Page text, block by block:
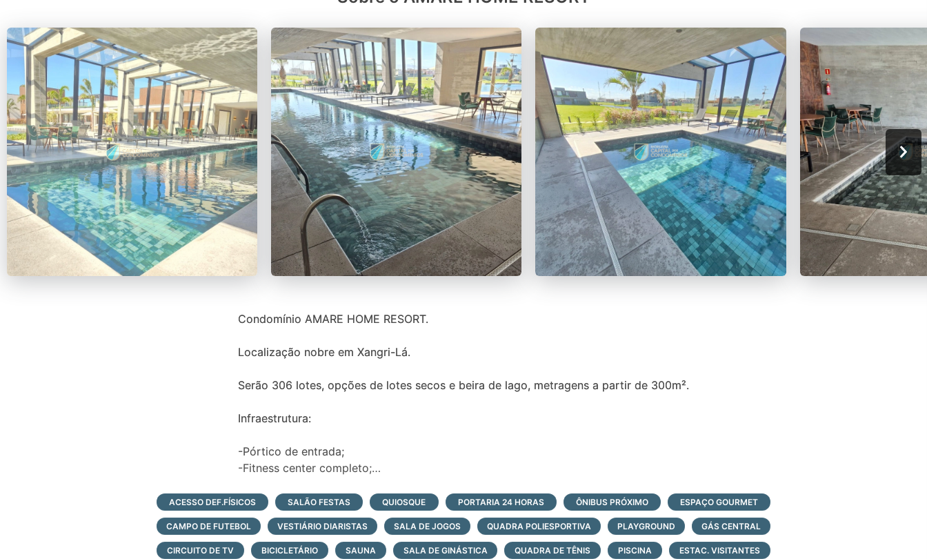
Condomínio AMARE HOME RESORT.
Localização nobre em Xangri-Lá.
Serão 306 lotes, opções de lotes secos e beira de lago, metragens a partir de 300m².
Infraestrutura:
-Pórtico de entrada;
-Fitness center completo;
-Piscina;
-Piscina infantil;
-Espaço gourmet com churrasqueira;
-Quadras esportivas;
ACESSO DEF.FÍSICOS SALÃO FESTAS QUIOSQUE PORTARIA 24 HORAS ÔNIBUS PRÓXIMO ESPAÇO GOURMET
CAMPO DE FUTEBOL VESTIÁRIO DIARISTAS SALA DE JOGOS QUADRA POLIESPORTIVA PLAYGROUND GÁS CENTRAL
CIRCUITO DE TV BICICLETÁRIO SAUNA SALA DE GINÁSTICA QUADRA DE TÊNIS PISCINA ESTAC. VISITANTES